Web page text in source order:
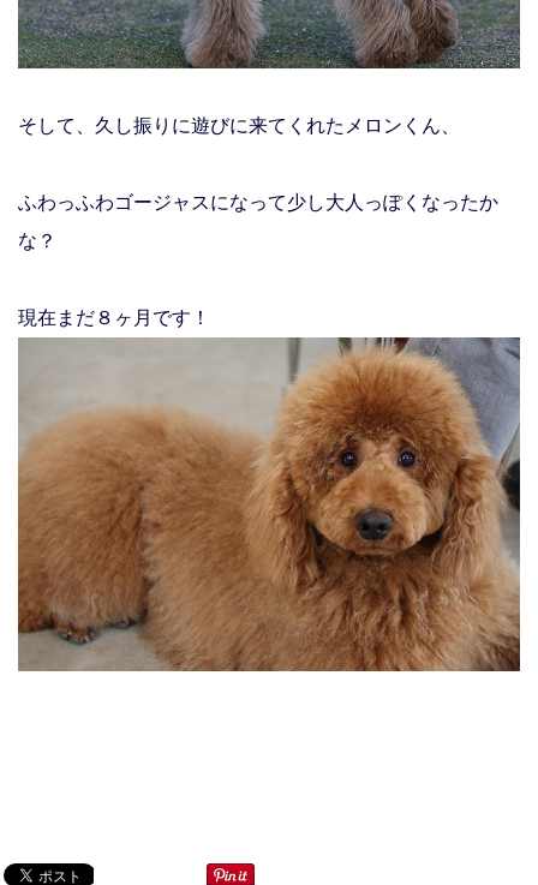
そして、久し振りに遊びに来てくれたメロンくん、
ふわっふわゴージャスになって少し大人っぽくなったか
な？
現在まだ８ヶ月です！